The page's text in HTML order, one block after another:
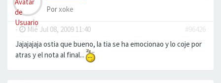
Porxoke
- Mié Jul 08, 2009 11:40
#96426
Jajajajaja ostia que bueno, la tia se ha emocionao y lo coje por
atras y el nota al final...